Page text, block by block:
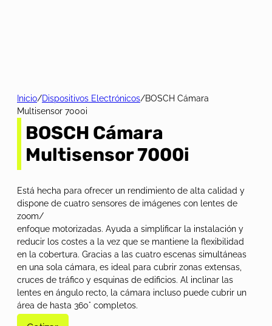
Inicio/Dispositivos Electrónicos/BOSCH Cámara
Multisensor 7000i
BOSCH Cámara
Multisensor 7000i
Está hecha para ofrecer un rendimiento de alta calidad y
dispone de cuatro sensores de imágenes con lentes de
zoom/
enfoque motorizadas. Ayuda a simplificar la instalación y
reducir los costes a la vez que se mantiene la flexibilidad
en la cobertura. Gracias a las cuatro escenas simultáneas
en una sola cámara, es ideal para cubrir zonas extensas,
cruces de tráfico y esquinas de edificios. Al inclinar las
lentes en ángulo recto, la cámara incluso puede cubrir un
área de hasta 360° completos.